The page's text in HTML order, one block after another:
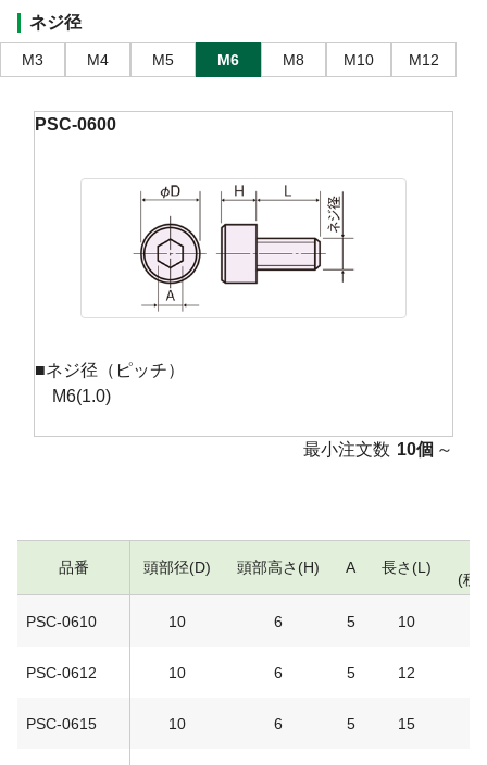
ネジ径
M3 M4 M5 M6 M8 M10 M12
PSC-0600
■ネジ径（ピッチ）
M6(1.0)
最小注文数 10個 ～
品番 頭部径(D) 頭部高さ(H) A 長さ(L)
(税
PSC-0610 10 6 5 10
PSC-0612 10 6 5 12
PSC-0615 10 6 5 15